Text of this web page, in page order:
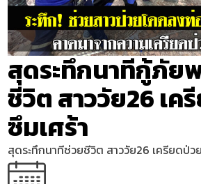
สุดระทึกนาทีกู้ภัย
ชีวิต สาววัย26 เค
ซึมเศร้า
สุดระทึกนาทีช่วยชีวิต สาววัย26 เครียดป่ว